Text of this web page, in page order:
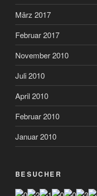
März 2017
Februar 2017
November 2010
Juli 2010
April 2010
Februar 2010
Januar 2010
BESUCHER